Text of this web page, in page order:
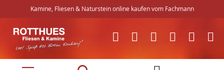
Kamine, Fliesen & Naturstein online kaufen vom Fachmann
Direkt
zum
Inhalt